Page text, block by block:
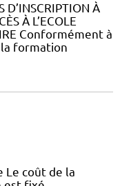
D’INSCRIPTION À
À L’ECOLE
Conformément à
formation
Le coût de la